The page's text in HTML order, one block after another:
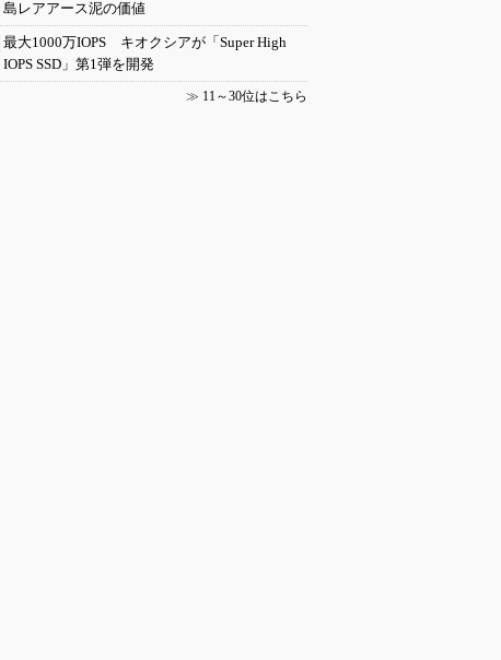
島レアアース泥の価値
最大1000万IOPS キオクシアが「Super High
IOPS SSD」第1弾を開発
≫ 11～30位はこちら